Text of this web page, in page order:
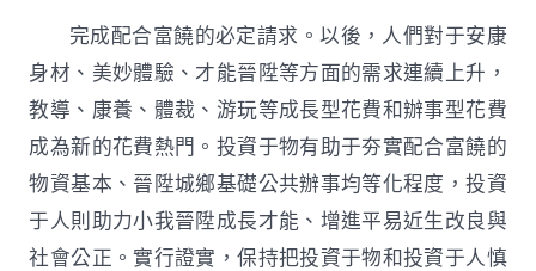
完成配合富饒的必定請求。以後，人們對于安康
身材、美妙體驗、才能晉陞等方面的需求連續上升，
教導、康養、體裁、游玩等成長型花費和辦事型花費
成為新的花費熱門。投資于物有助于夯實配合富饒的
物資基本、晉陞城鄉基礎公共辦事均等化程度，投資
于人則助力小我晉陞成長才能、增進平易近生改良與
社會公正。實行證實，保持把投資于物和投資于人慎